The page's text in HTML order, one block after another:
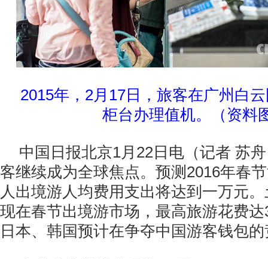
2015年，2月17日，旅客在广州白
柜台办理值机。（资料
中国日报北京1月22日电（记者 苏
客继续成为全球焦点。预测2016年春
人出境游人均费用支出将达到一万元
现在春节出境游市场，最高旅游花费
日本、韩国预计在争夺中国游客钱包